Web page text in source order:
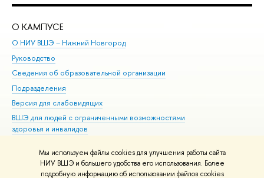
Мы используем файлы cookies для улучшения работы сайта
НИУ ВШЭ и большего удобства его использования. Более
подробную информацию об использовании файлов cookies
О КАМПУСЕ
О НИУ ВШЭ – Нижний Новгород
Руководство
Сведения об образовательной организации
Подразделения
Версия для слабовидящих
ВШЭ для людей с ограниченными возможностями
здоровья и инвалидов